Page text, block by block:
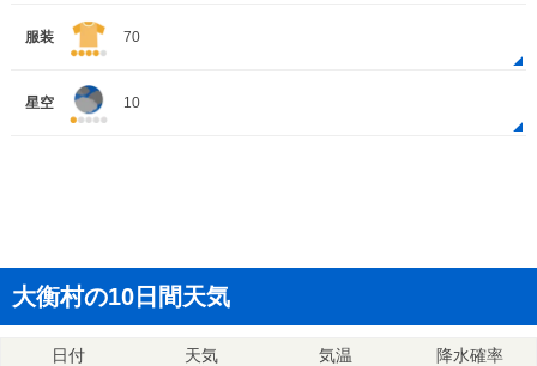
服装 70
星空 10
大衡村の10日間天気
日付 天気 気温 降水確率